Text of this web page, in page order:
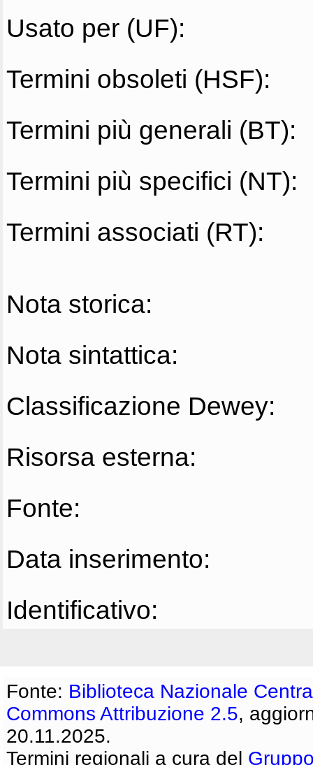
Usato per (UF):
Termini obsoleti (HSF):
Termini più generali (BT):
Termini più specifici (NT):
Termini associati (RT):
Nota storica:
Nota sintattica:
Classificazione Dewey:
Risorsa esterna:
Fonte:
Data inserimento:
Identificativo:
Fonte: Biblioteca Nazionale
Commons Attribuzione 2.5,
20.11.2025.
Termini regionali a cura del